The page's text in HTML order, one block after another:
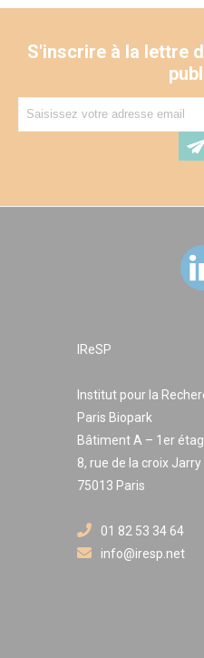
S'inscrire à la lettre
IReSP
Institut pour la
Paris Biopark
Bâtiment A – 1er
8, rue de la croix Jarry
75013 Paris
01 82 53 34 64
info@iresp.net